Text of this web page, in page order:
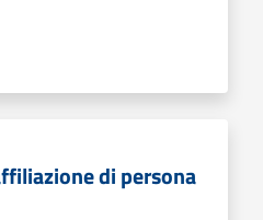
di persona